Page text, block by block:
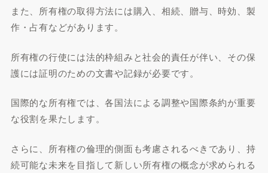
また、所有権の取得方法には購入、相続、贈与、時効、製
作・占有などがあります。
所有権の行使には法的枠組みと社会的責任が伴い、その保
護には証明のための文書や記録が必要です。
国際的な所有権では、各国法による調整や国際条約が重要
な役割を果たします。
さらに、所有権の倫理的側面も考慮されるべきであり、持
続可能な未来を目指して新しい所有権の概念が求められる